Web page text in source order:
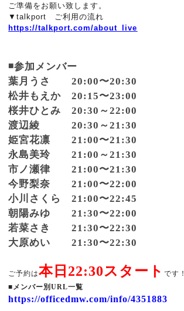
ご準備をお願い致します。
▼talkport ご利用の流れ
https://talkport.com/about_live
◾️参加メンバー
葉月うさ 20:00〜20:30
松井もえか 20:15〜23:00
桜井ひとみ 20:30～22:00
渡辺綾 20:30～21:30
姫宮花凛 21:00〜21:30
永島美玲 21:00～21:30
市ノ瀬律 21:00〜21:30
今野梨奈 21:00〜22:00
小川さくら 21:00〜22:45
朝陽みゆ 21:30〜22:00
若菜さき 21:30〜22:30
大原めい 21:30〜22:30
ご予約は本日22:30スタートです！
■メンバー別URL一覧
https://officedmw.com/info/4351883